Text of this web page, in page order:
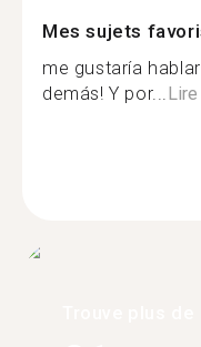
Mes sujets
me gustaría
demás! Y por...